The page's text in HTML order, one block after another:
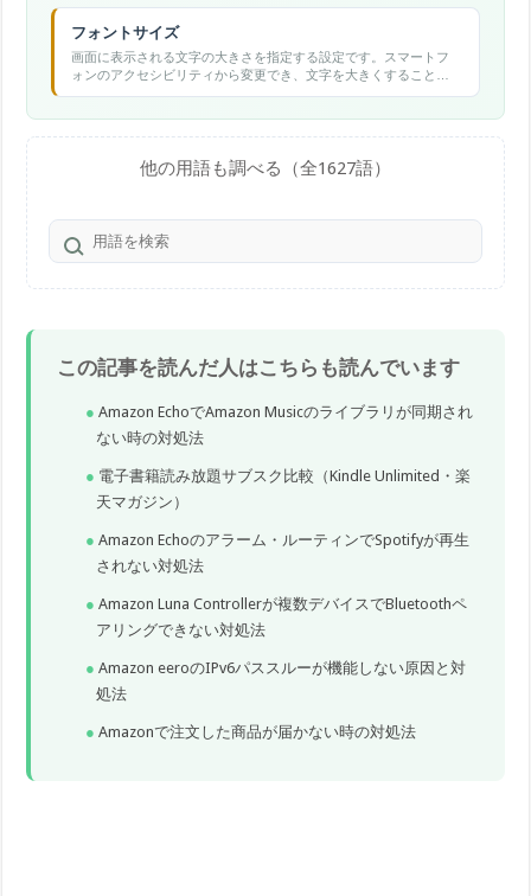
フォントサイズ
画面に表示される文字の大きさを指定する設定です。スマートフ
ォンのアクセシビリティから変更でき、文字を大きくすることで
高齢者や視力の弱い方の視認性が向上します。
他の用語も調べる（全1627語）
この記事を読んだ人はこちらも読んでいます
Amazon EchoでAmazon Musicのライブラリが同期され
ない時の対処法
電子書籍読み放題サブスク比較（Kindle Unlimited・楽
天マガジン）
Amazon Echoのアラーム・ルーティンでSpotifyが再生
されない対処法
Amazon Luna Controllerが複数デバイスでBluetoothペ
アリングできない対処法
Amazon eeroのIPv6パススルーが機能しない原因と対
処法
Amazonで注文した商品が届かない時の対処法